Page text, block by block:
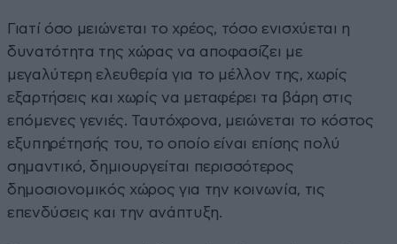
Γιατί όσο μειώνεται το χρέος, τόσο ενισχύεται η
δυνατότητα της χώρας να αποφασίζει με
μεγαλύτερη ελευθερία για το μέλλον της, χωρίς
εξαρτήσεις και χωρίς να μεταφέρει τα βάρη στις
επόμενες γενιές. Ταυτόχρονα, μειώνεται το κόστος
εξυπηρέτησής του, το οποίο είναι επίσης πολύ
σημαντικό, δημιουργείται περισσότερος
δημοσιονομικός χώρος για την κοινωνία, τις
επενδύσεις και την ανάπτυξη.